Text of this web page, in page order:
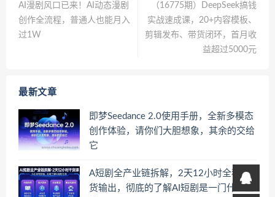
AI漫剧风口已来！AI动态漫剧
创作全流程，普通人也能月入
过1W
（16775期）DeepSeek搞钱
实战速成课，20+内容模板、
剪辑发布、带货闭环，首月收
益超过5000元
最新文章
即梦Seedance 2.0使用手册，全新多模态
创作体验，请你们大胆想象，其余的交给
它
A短剧全产业链拆解，2天12小时全程干
货输出，彻底的了解AI短剧是一门什么生